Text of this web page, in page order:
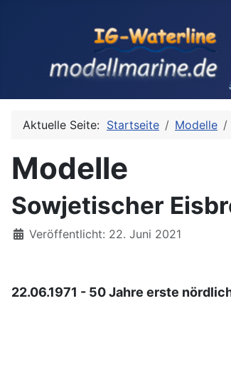
Aktuelle Seite: Startseite Modelle
Modelle
Sowjetischer
Details
Veröffentlicht: 22. Juni 2021
22.06.1971 - 50 Jahre erste